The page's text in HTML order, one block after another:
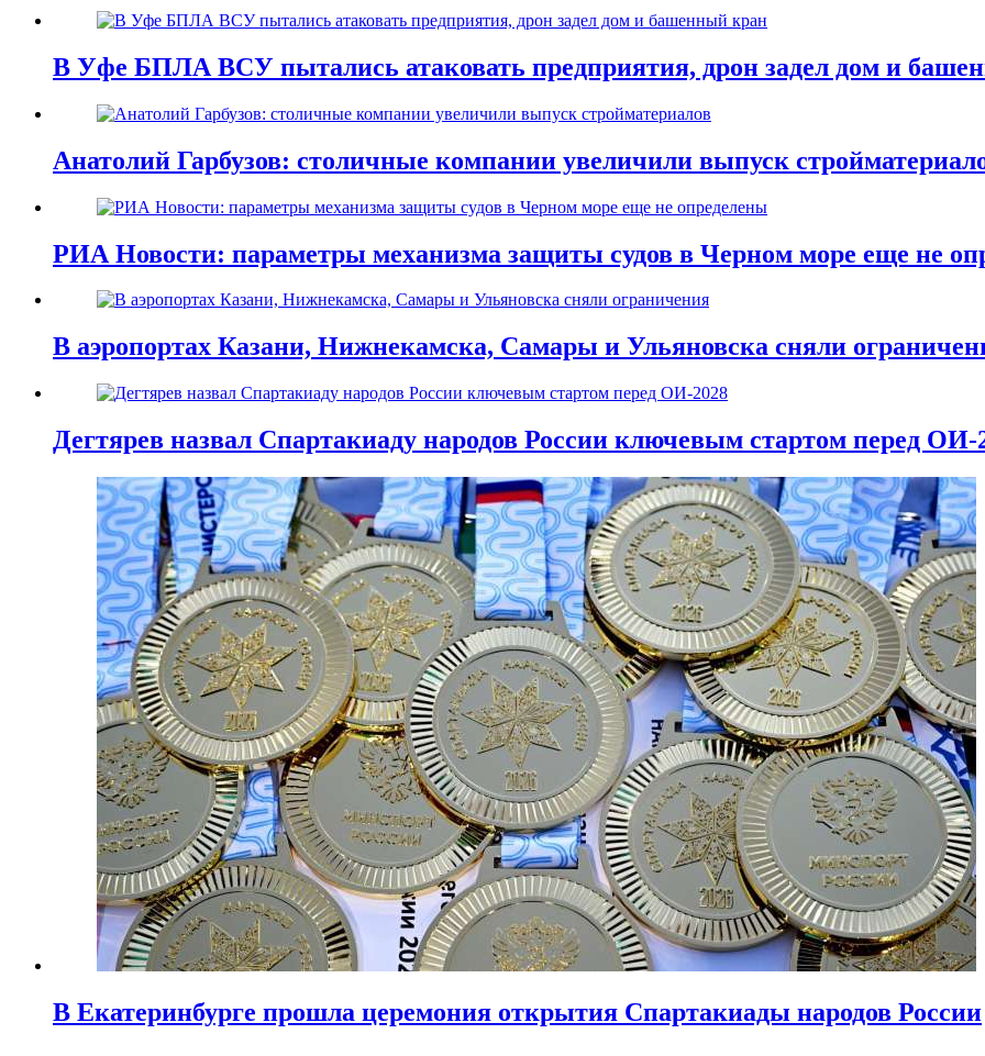
В Уфе БПЛА ВСУ пытались атаковать предприятия, дрон задел дом и
Анатолий Гарбузов: столичные компании увеличили выпуск
РИА Новости: параметры механизма защиты судов в Черном море еще не
В аэропортах Казани, Нижнекамска, Самары и Ульяновска сняли
Дегтярев назвал Спартакиаду народов России ключевым стартом перед ОИ-
В Екатеринбурге прошла церемония открытия Спартакиады народов России